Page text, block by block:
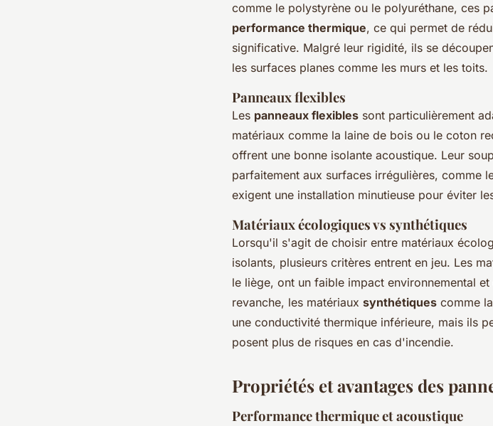
comme le polystyrène ou le polyuréthane, ces
performance thermique, ce qui permet de
significative. Malgré leur rigidité, ils se
les surfaces planes comme les murs et les toits.
Panneaux flexibles
Les panneaux flexibles sont particulièrement
matériaux comme la laine de bois ou le coton
offrent une bonne isolante acoustique. Leur
parfaitement aux surfaces irrégulières, comme
exigent une installation minutieuse pour éviter
Matériaux écologiques vs synthétiques
Lorsqu'il s'agit de choisir entre matériaux
isolants, plusieurs critères entrent en jeu. Les
le liège, ont un faible impact environnemental
revanche, les matériaux synthétiques comme
une conductivité thermique inférieure, mais ils
posent plus de risques en cas d'incendie.
Propriétés et avantages des
Performance thermique et acoustique